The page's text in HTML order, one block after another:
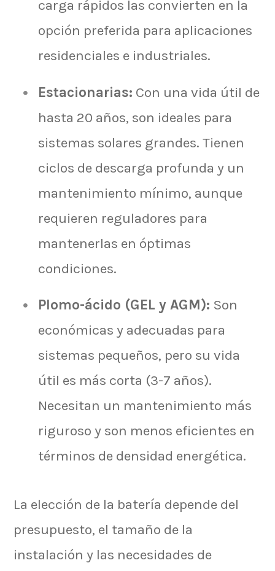
carga rápidos las convierten en la
opción preferida para aplicaciones
residenciales e industriales.
Estacionarias: Con una vida útil de
hasta 20 años, son ideales para
sistemas solares grandes. Tienen
ciclos de descarga profunda y un
mantenimiento mínimo, aunque
requieren reguladores para
mantenerlas en óptimas
condiciones.
Plomo-ácido (GEL y AGM): Son
económicas y adecuadas para
sistemas pequeños, pero su vida
útil es más corta (3-7 años).
Necesitan un mantenimiento más
riguroso y son menos eficientes en
términos de densidad energética.
La elección de la batería depende del
presupuesto, el tamaño de la
instalación y las necesidades de